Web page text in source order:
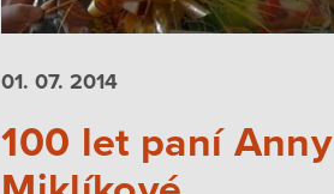
01. 07. 2014
100 let paní Anny